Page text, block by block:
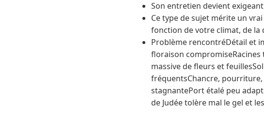
Son entretien devient
Ce type de sujet mérite un
fonction de votre climat, de la
Problème rencontréDétail et
floraison
massive de fleurs et
fréquentsChancre, pourriture,
stagnantePort étalé peu
de Judée tolère mal le gel et